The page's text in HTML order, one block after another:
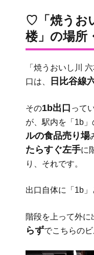
♡「焼うお
楼」の場所
「焼うおいし川
口は、
日比谷線
その1b出口 って
が、駅内を「1b
ルの食品売り場
たらすぐ左手に
り、それです。
出口自体に「1b」
階段を上って外に
らずでこちらのビ